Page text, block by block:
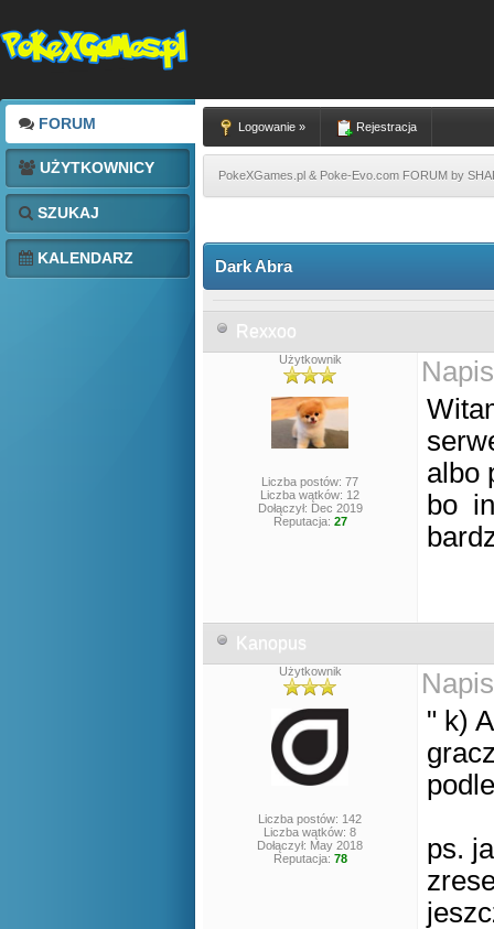
FORUM
UŻYTKOWNICY
SZUKAJ
KALENDARZ
Logowanie » Rejestracja
PokeXGames.pl & Poke-Evo.com FORUM by
Dark Abra
Rexxoo
Użytkownik
Liczba postów: 77
Liczba wątków: 12
Dołączył: Dec 2019
Reputacja: 27
albo
bo
Kanopus
Użytkownik
Liczba postów: 142
Liczba wątków: 8
Dołączył: May 2018
Reputacja: 78
" k)
ps.